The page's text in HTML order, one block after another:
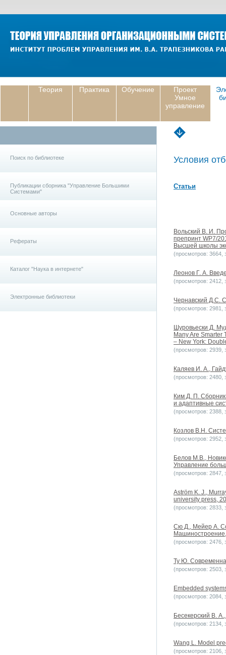
Теория Практика Обучение
Проект
Умное
управление
Поиск по библиотеке
Публикации сборника "Управление Большими
Системами"
Основные авторы
Рефераты
Каталог "Наука в интернете"
Электронные библиотеки
Условия
Статьи
Вольский В. И.
препринт WP7/
Высшей школы
(просмотров: 3664,
Леонов Г. А.
(просмотров: 2412,
Чернавский Д.С.
(просмотров: 2981,
Шуровьески Д.
Many Are
– New York:
(просмотров: 2939,
Каляев И. А.,
(просмотров: 2480,
Ким Д. П.
и адаптивные
(просмотров: 2388,
Козлов В.Н.
(просмотров: 2952,
Белов М.В.,
Управление
(просмотров: 2847,
Aström K. J.,
university press,
(просмотров: 2833,
Сю Д., Мейер А.
(просмотров: 2476,
Ту Ю.
(просмотров: 2503,
Embedded
(просмотров: 2084,
Бесекерский В.
(просмотров: 2134,
Wang L. Model
(просмотров: 2106,